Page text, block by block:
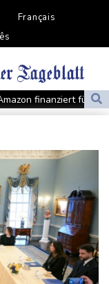
Français
finanziert für
Jugendbereich
aus Russland
russische Angriffe
für Lkw - BDI